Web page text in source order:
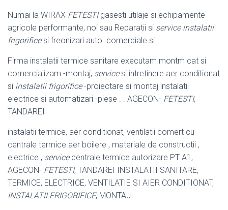
Numai la WIRAX FETESTIgasesti utilaje si echipamente
agricole performante, noi sau Reparatii si service instalatii
frigorificesi freonizari auto. comerciale si
Firma instalatii termice sanitare executam montm cat si
comercializam -montaj, servicesi intretinere aer conditionat
si instalatii frigorifice-proiectare si montaj instalatii
electrice si automatizari -piese . . AGECON- FETESTI,
TANDAREI
instalatii termice, aer conditionat, ventilatii comert cu
centrale termice aer boilere , materiale de constructii ,
electrice , servicecentrale termice autorizare PT A1,
AGECON- FETESTI, TANDAREI INSTALATII SANITARE,
TERMICE, ELECTRICE, VENTILATIE SI AIER CONDITIONAT,
INSTALATII FRIGORIFICE, MONTAJ